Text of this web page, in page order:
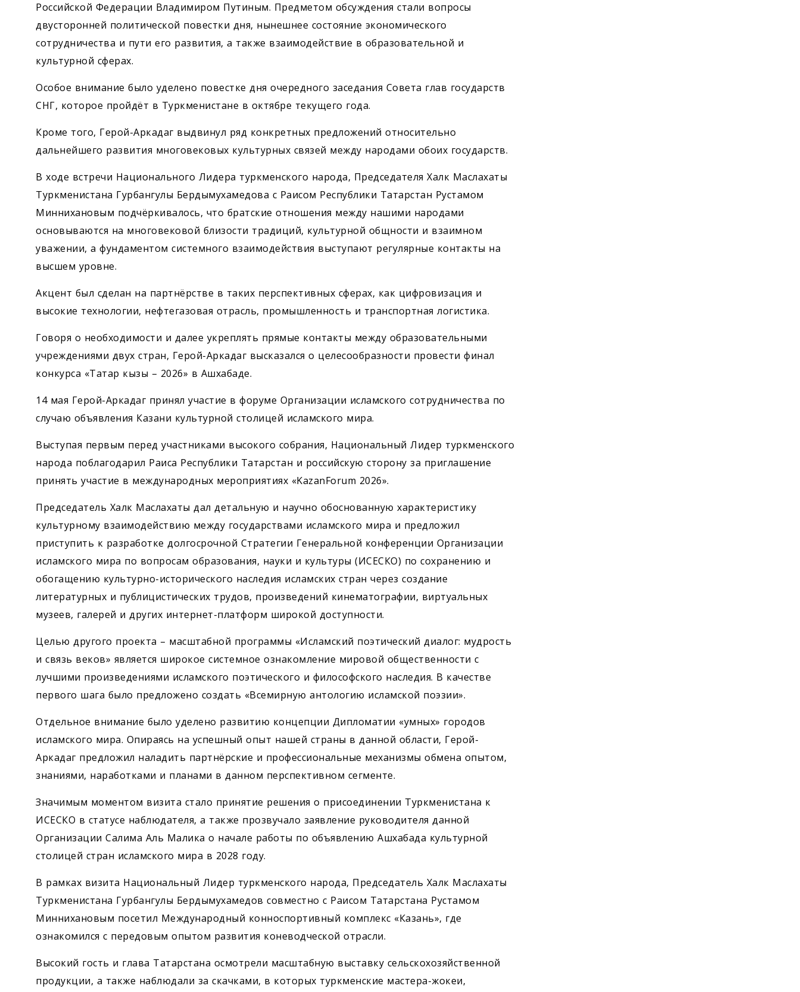
Российской Федерации Владимиром Путиным. Предметом обсуждения стали вопросы
двусторонней политической повестки дня, нынешнее состояние экономического
сотрудничества и пути его развития, а также взаимодействие в образовательной и
культурной сферах.
Особое внимание было уделено повестке дня очередного заседания Совета глав государств
СНГ, которое пройдёт в Туркменистане в октябре текущего года.
Кроме того, Герой-Аркадаг выдвинул ряд конкретных предложений относительно
дальнейшего развития многовековых культурных связей между народами обоих государств.
В ходе встречи Национального ­Лидера туркменского народа, Председателя Халк Маслахаты
Туркменистана Гурбангулы Бердымухамедова с Раисом Республики Татарстан Рустамом
Миннихановым подчёркивалось, что братские отношения между нашими народами
основываются на многовековой близости традиций, культурной общности и взаимном
уважении, а фундаментом системного взаимодействия выступают регулярные контакты на
высшем уровне.
Акцент был сделан на партнёрстве в таких перспективных сферах, как цифровизация и
высокие технологии, нефтегазовая отрасль, промышленность и транспортная логистика.
Говоря о необходимости и далее укреплять прямые контакты между образовательными
учреждениями двух стран, Герой-Аркадаг высказался о целесообразности провести финал
конкурса «Татар кызы – 2026» в Ашхабаде.
14 мая Герой-Аркадаг принял участие в форуме Организации исламского сотрудничества по
случаю объявления Казани культурной столицей исламского мира.
Выступая первым перед участниками высокого собрания, Национальный Лидер туркменского
народа поблагодарил Раиса Республики Татарстан и российскую сторону за приглашение
принять участие в международных мероприятиях «KazanForum 2026».
Председатель Халк Маслахаты дал детальную и научно обоснованную характеристику
культурному взаимодействию между государствами исламского мира и предложил
приступить к разработке долгосрочной Стратегии Генеральной конференции Организации
исламского мира по вопросам образования, науки и культуры (ИСЕСКО) по сохранению и
обогащению культурно-исторического наследия исламских стран через создание
литературных и публицистических трудов, произведений кинематографии, виртуальных
музеев, галерей и других интернет-платформ широкой доступности.
Целью другого проекта – масштабной программы «Исламский поэтический диалог: мудрость
и связь веков» является широкое системное ознакомление мировой общественности с
лучшими произведениями исламского поэтического и философского наследия. В качестве
первого шага было предложено создать «Всемирную антологию исламской поэзии».
Отдельное внимание было уделено развитию концепции Дипломатии «умных» городов
исламского мира. Опираясь на успешный опыт нашей страны в данной области, Герой-
Аркадаг предложил наладить партнёрские и профессиональные механизмы обмена опытом,
знаниями, наработками и планами в данном перспективном сегменте.
Значимым моментом визита стало принятие решения о присоединении Туркменистана к
ИСЕСКО в статусе наблюдателя, а также прозвучало заявление руководителя данной
Организации Салима Аль Малика о начале работы по объявлению Ашхабада культурной
столицей стран исламского мира в 2028 году.
В рамках визита Национальный Лидер туркменского народа, Председатель Халк Маслахаты
Туркменистана Гурбангулы Бердымухамедов совместно с Раисом Татарстана Рустамом
Миннихановым посетил Международный конноспортивный комплекс «Казань», где
ознакомился с передовым опытом развития коневодческой отрасли.
Высокий гость и глава Татарстана осмотрели масштабную выставку сельско­хозяйственной
продукции, а также наблюдали за скачками, в которых туркменские мастера-жокеи,